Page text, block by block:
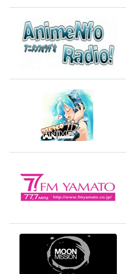
Background
Color
Background
Opacity
Font